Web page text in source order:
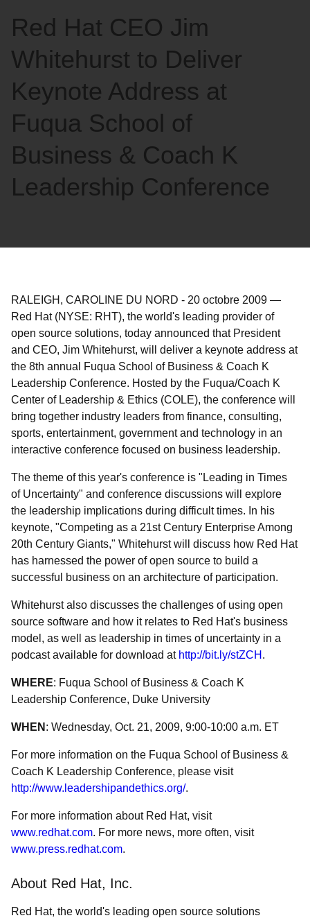
Red Hat CEO Jim
Whitehurst to Deliver
Keynote Address at
Fuqua School of
Business & Coach K
Leadership Conference
RALEIGH, CAROLINE DU NORD - 20 octobre 2009 —
Red Hat (NYSE: RHT), the world's leading provider of
open source solutions, today announced that President
and CEO, Jim Whitehurst, will deliver a keynote address at
the 8th annual Fuqua School of Business & Coach K
Leadership Conference. Hosted by the Fuqua/Coach K
Center of Leadership & Ethics (COLE), the conference will
bring together industry leaders from finance, consulting,
sports, entertainment, government and technology in an
interactive conference focused on business leadership.
The theme of this year's conference is "Leading in Times
of Uncertainty" and conference discussions will explore
the leadership implications during difficult times. In his
keynote, "Competing as a 21st Century Enterprise Among
20th Century Giants," Whitehurst will discuss how Red Hat
has harnessed the power of open source to build a
successful business on an architecture of participation.
Whitehurst also discusses the challenges of using open
source software and how it relates to Red Hat's business
model, as well as leadership in times of uncertainty in a
podcast available for download at http://bit.ly/stZCH .
WHERE: Fuqua School of Business & Coach K
Leadership Conference, Duke University
WHEN : Wednesday, Oct. 21, 2009, 9:00-10:00 a.m. ET
For more information on the Fuqua School of Business &
Coach K Leadership Conference, please visit
http://www.leadershipandethics.org/.
For more information about Red Hat, visit
www.redhat.com. For more news, more often, visit
www.press.redhat.com.
About Red Hat, Inc.
Red Hat, the world's leading open source solutions